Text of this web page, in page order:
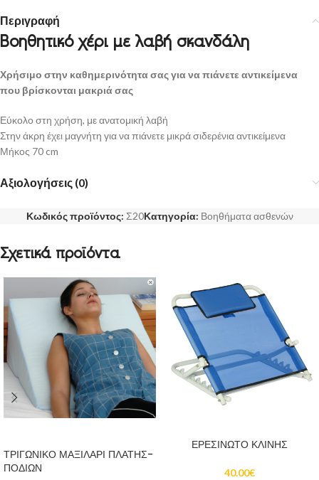
Περιγραφή
Βοηθητικό χέρι με λαβή σκανδάλη
Χρήσιμο στην καθημερινότητα σας για να πιάνετε αντικείμενα
που βρίσκονται μακριά σας
Εύκολο στη χρήση, με ανατομική λαβή
Στην άκρη έχει μαγνήτη για να πιάνετε μικρά σιδερένια αντικείμενα
Μήκος 70 cm
Αξιολογήσεις (0)
Κωδικός προϊόντος: Σ20Κατηγορία: Βοηθήματα ασθενών
Σχετικά προϊόντα
ΤΡΙΓΩΝΙΚΟ ΜΑΞΙΛΑΡΙ ΠΛΑΤΗΣ-
ΠΟΔΙΩΝ
ΕΡΕΣΙΝΩΤΟ ΚΛΙΝΗΣ
40.00€